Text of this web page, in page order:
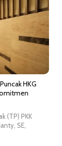
HKG
(TP) PKK
SE,